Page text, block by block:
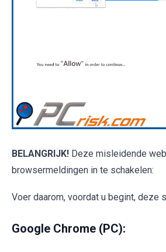
BELANGRIJK! Deze misleidende
browsermeldingen in te schakelen:
Voer daarom, voordat u begint, deze
Google Chrome (PC):